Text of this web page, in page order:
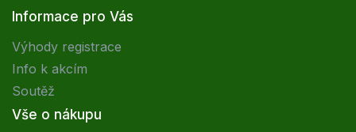
Informace pro Vás
Výhody registrace
Info k akcím
Soutěž
Vše o nákupu